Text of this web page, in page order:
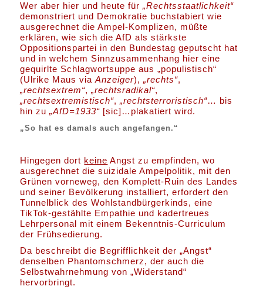
Wer aber hier und heute für„Rechtsstaatlichkeit“
demonstriert und Demokratie buchstabiert wie
ausgerechnet die Ampel-Komplizen, müßte
erklären, wie sich die AfD als stärkste
Oppositionspartei in den Bundestag geputscht hat
und in welchem Sinnzusammenhang hier eine
gequirlte Schlagwortsuppe aus „populistisch“
(Ulrike Maus viaAnzeiger),„rechts“,
„rechtsextrem“,„rechtsradikal“,
„rechtsextremistisch“,„rechtsterroristisch“… bis
hin zu„AfD=1933“ [sic]…plakatiert wird.
„So hat es damals auch angefangen.“
Hingegen dort keine Angst zu empfinden, wo
ausgerechnet die suizidale Ampelpolitik, mit den
Grünen vorneweg, den Komplett-Ruin des Landes
und seiner Bevölkerung installiert, erfordert den
Tunnelblick des Wohlstandbürgerkinds, eine
TikTok-gestählte Empathie und kadertreues
Lehrpersonal mit einem Bekenntnis-Curriculum
der Frühsedierung.
Da beschreibt die Begrifflichkeit der „Angst“
denselben Phantomschmerz, der auch die
Selbstwahrnehmung von „Widerstand“
hervorbringt.